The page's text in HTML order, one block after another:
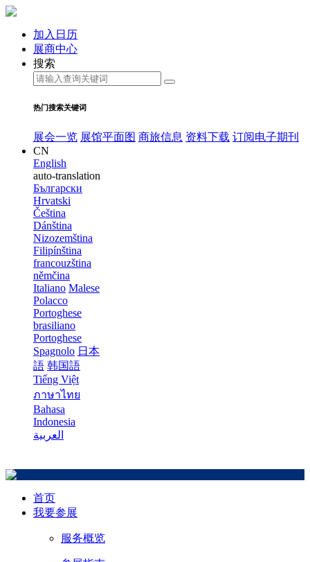
加入日历
展商中心
搜索
热门搜索关键词
展会一览 展馆平面图 商旅信息 资料下载 订阅电子期刊
CN
English
auto-translation
Български
Hrvatski
Čeština
Dánština
Nizozemština
Filipínština
francouzština
němčina
Italiano Malese
Polacco
Portoghese
brasiliano
Portoghese
Spagnolo 日本
語 韩国語
Tiếng Việt
ภาษาไทย
Bahasa
Indonesia
العربية
首页
我要参展
服务概览